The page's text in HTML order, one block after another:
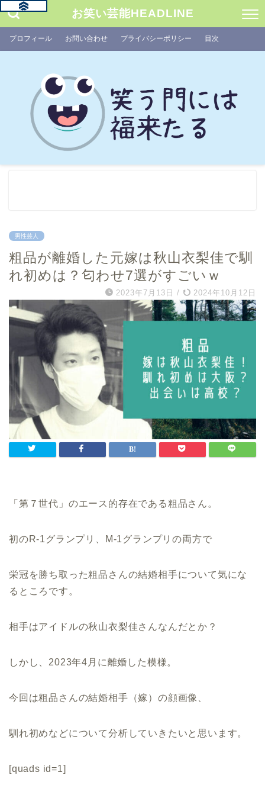
お笑い芸能HEADLINE
プロフィール お問い合わせ プライバシーポリシー 目次
男性芸人
粗品が離婚した元嫁は秋山衣梨佳で馴
れ初めは？匂わせ7選がすごいｗ
2023年7月13日 / 2024年10月12日
「第７世代」のエース的存在である粗品さん。
初のR-1グランプリ、M-1グランプリの両方で
栄冠を勝ち取った粗品さんの結婚相手について気にな
るところです。
相手はアイドルの秋山衣梨佳さんなんだとか？
しかし、2023年4月に離婚した模様。
今回は粗品さんの結婚相手（嫁）の顔画像、
馴れ初めなどについて分析していきたいと思います。
[quads id=1]